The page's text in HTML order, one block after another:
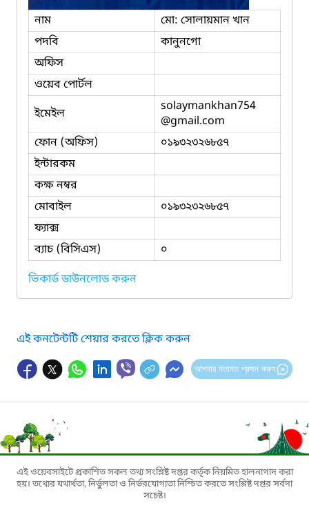
নাম
মো: সোলায়মান খান
পদবি
কানুনগো
অফিস
ওয়েব পোর্টল
ইমেইল
solaymankhan754
@gmail.com
ফোন (অফিস)
০১৯৩২৩২৬৮৫৭
ইন্টারকম
কক্ষ নম্বর
মোবাইল
০১৯৩২৩২৬৮৫৭
ফ্যাক্স
ব্যাচ (বিসিএস)
০
ভিকার্ড ডাউনলোড করুন
এই কনটেন্টটি শেয়ার করতে ক্লিক করুন
আপনার মতামত প্রদান করুন
এই ওয়েবসাইটে প্রকাশিত সকল তথ্য সংশ্লিষ্ট দপ্তর কর্তৃক নিয়মিত হালনাগাদ করা
হয়। তথ্যের যথার্থতা, নির্ভুলতা ও নির্ভরযোগ্যতা নিশ্চিত করতে সংশ্লিষ্ট দপ্তর সর্বদা
সচেষ্ট।